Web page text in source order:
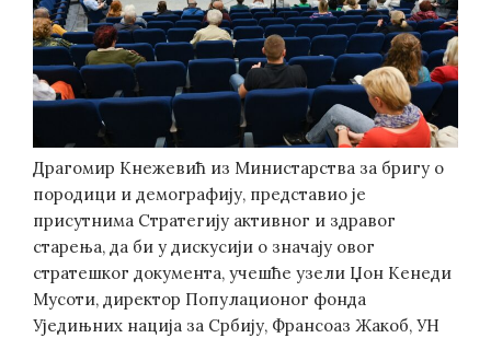
Драгомир Кнежевић из Министарства за бригу о
породици и демографију, представио је
присутнима Стратегију активног и здравог
старења, да би у дискусији о значају овог
стратешког документа, учешће узели Џон Кенеди
Мусоти, директор Популационог фонда
Уједињних нација за Србију, Франсоаз Жакоб, УН